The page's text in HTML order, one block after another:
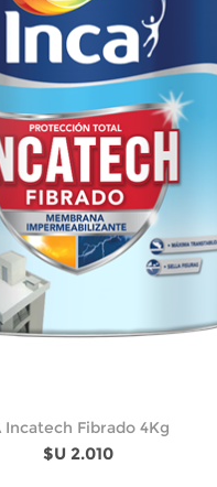
Incatech Fibrado 4Kg
$U 2.010